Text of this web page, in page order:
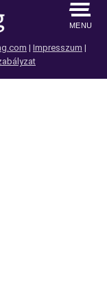
MENU
| Impresszum |